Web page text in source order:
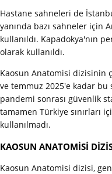
Hastane sahneleri de
yanında bazı sahneler için
kullanıldı. Kapadokya'nın
olarak kullanıldı.
Kaosun Anatomisi dizisinin
ve temmuz 2025'e kadar
pandemi sonrası güvenlik
tamamen Türkiye sınırları
kullanılmadı.
KAOSUN ANATOMİSİ
Kaosun Anatomisi dizisi,